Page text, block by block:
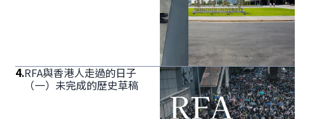
4.RFA與香港人走過的日子
（一）未完成的歷史草稿